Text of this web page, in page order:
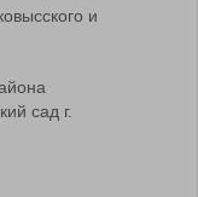
и
сад г.